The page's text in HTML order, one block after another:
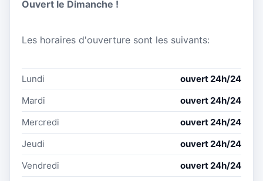
Ouvert le Dimanche !
Les horaires d'ouverture sont les suivants:
Lundi
ouvert 24h/24
Mardi
ouvert 24h/24
Mercredi
ouvert 24h/24
Jeudi
ouvert 24h/24
Vendredi
ouvert 24h/24